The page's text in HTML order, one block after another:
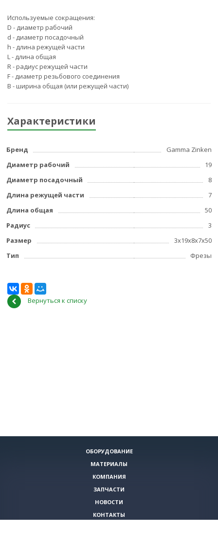
Используемые сокращения:
D - диаметр рабочий
d - диаметр посадочный
h - длина режущей части
L - длина общая
R - радиус режущей части
F - диаметр резьбового соединения
B - ширина общая (или режущей части)
Характеристики
Бренд
Gamma Zinken
Диаметр рабочий
19
Диаметр посадочный
8
Длина режущей части
7
Длина общая
50
Радиус
3
Размер
3x19x8x7x50
Тип
Фрезы
Вернуться к списку
ОБОРУДОВАНИЕ
МАТЕРИАЛЫ
КОМПАНИЯ
ЗАПЧАСТИ
НОВОСТИ
КОНТАКТЫ